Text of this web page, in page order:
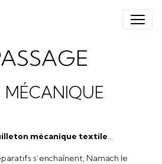
MÉCANIQUE
mécanique textile...
s’enchaînent, Namach le